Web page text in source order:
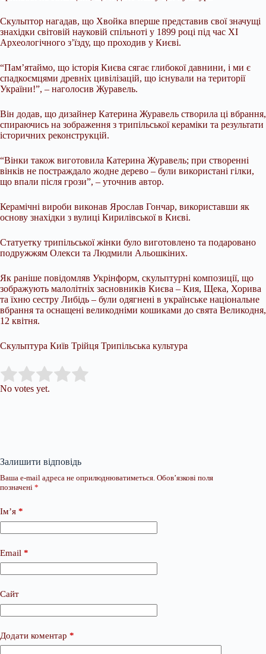
Скульптор нагадав, що Хвойка вперше представив свої значущі
знахідки світовій науковій спільноті у 1899 році під час ХІ
Археологічного з’їзду, що проходив у Києві.
“Пам’ятаймо, що історія Києва сягає глибокої давнини, і ми є
спадкоємцями древніх цивілізацій, що існували на території
України!”, – наголосив Журавель.
Він додав, що дизайнер Катерина Журавель створила ці вбрання,
спираючись на зображення з трипільської кераміки та результати
історичних реконструкцій.
“Вінки також виготовила Катерина Журавель; при створенні
вінків не постраждало жодне дерево – були використані гілки,
що впали після грози”, – уточнив автор.
Керамічні вироби виконав Ярослав Гончар, використавши як
основу знахідки з вулиці Кирилівської в Києві.
Статуетку трипільської жінки було виготовлено та подаровано
подружжям Олекси та Людмили Альошкіних.
Як раніше повідомляв Укрінформ, скульптурні композиції, що
зображують малолітніх засновників Києва – Кия, Щека, Хорива
та їхню сестру Либідь – були одягнені в українське національне
вбрання та оснащені великодніми кошиками до свята Великодня,
12 квітня.
Скульптура Київ Трійця Трипільська культура
Rate this item:
No votes yet.
Залишити відповідь
Ваша e-mail адреса не оприлюднюватиметься. Обов’язкові поля
позначені *
Ім’я *
Email *
Сайт
Додати коментар *